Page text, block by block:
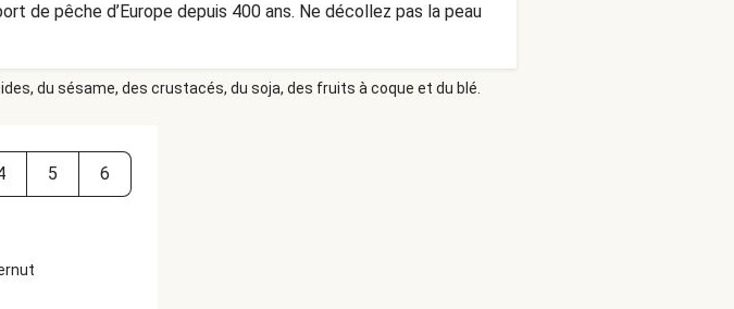
de pêche d’Europe depuis 400 ans. Ne décollez pas la peau
du sésame, des crustacés, du soja, des fruits à coque et du blé.
5 6